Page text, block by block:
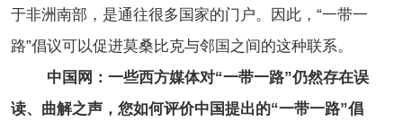
于非洲南部，是通往很多国家的门户。因此，“一带一
路”倡议可以促进莫桑比克与邻国之间的这种联系。
中国网：一些西方媒体对“一带一路”仍然存在误
读、曲解之声，您如何评价中国提出的“一带一路”倡